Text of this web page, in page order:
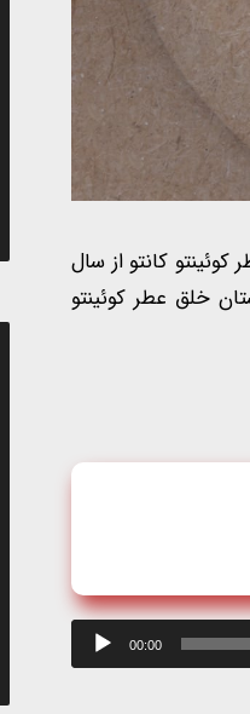
کوئینتو کانتو از سال
خلق عطر کوئینتو
00:00